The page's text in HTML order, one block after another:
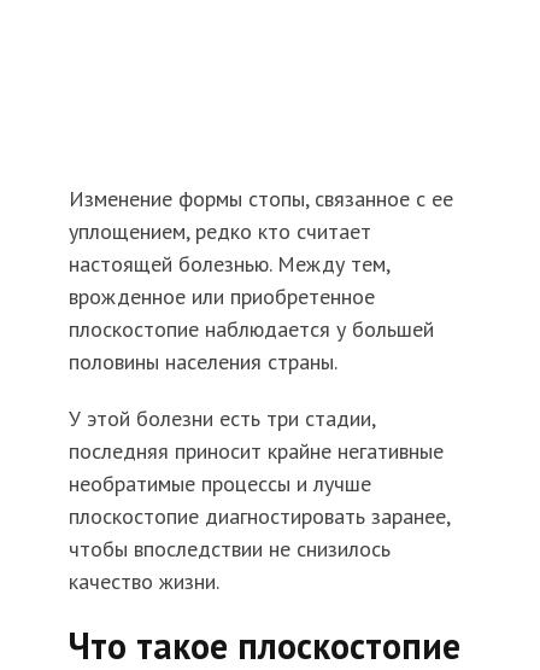
Изменение формы стопы, связанное с ее
уплощением, редко кто считает
настоящей болезнью. Между тем,
врожденное или приобретенное
плоскостопие наблюдается у большей
половины населения страны.
У этой болезни есть три стадии,
последняя приносит крайне негативные
необратимые процессы и лучше
плоскостопие диагностировать заранее,
чтобы впоследствии не снизилось
качество жизни.
Что такое плоскостопие